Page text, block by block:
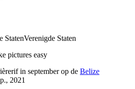
Verenigde Staten
pictures easy
in september op de Belize
2021